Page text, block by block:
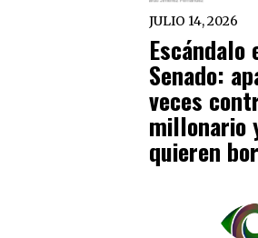
JULIO 14, 2026
Escándalo
Senado:
veces
millonario
quieren